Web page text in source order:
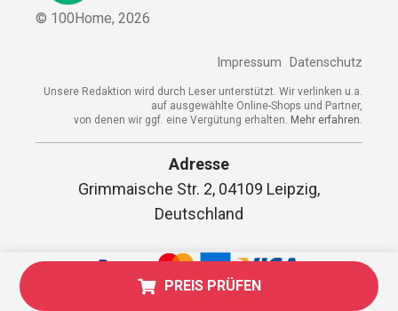
PREIS PRÜFEN
© 100Home, 2026
Impressum Datenschutz
Unsere Redaktion wird durch Leser unterstützt. Wir verlinken u.a.
auf ausgewählte Online-Shops und Partner,
von denen wir ggf. eine Vergütung erhalten. Mehr erfahren.
Adresse
Grimmaische Str. 2, 04109 Leipzig,
Deutschland